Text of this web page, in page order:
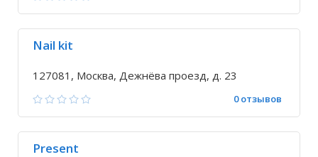
Nail kit
127081, Москва, Дежнёва проезд, д. 23
0 отзывов
Present